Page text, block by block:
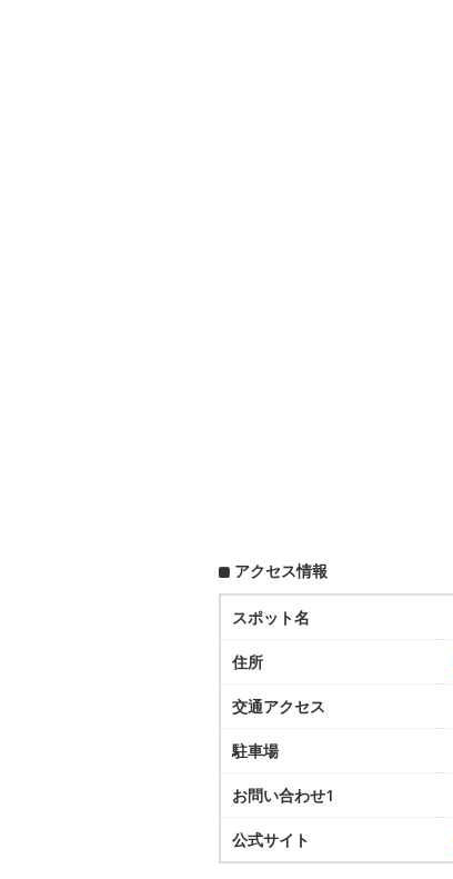
アクセス情報
スポット名
住所
交通アクセス
駐車場
お問い合わせ1
公式サイト